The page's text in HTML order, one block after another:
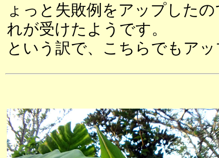
ょっと失敗例をアップした
れが受けたようです。
という訳で、こちらでもア